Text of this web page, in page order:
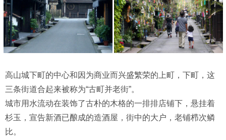
高山城下町的中心和因为商业而兴盛繁荣的上町，下町，这
三条街道合起来被称为“古町并老街”。
城市用水流动在装饰了古朴的木格的一排排店铺下，悬挂着
杉玉，宣告新酒已酿成的造酒屋，街中的大户，老铺栉次鳞
比。